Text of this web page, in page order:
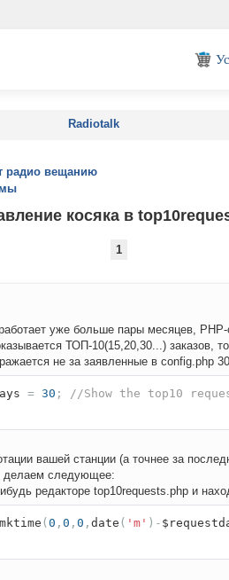
Radiotalk
радио вещанию
косяка в
1
уже больше пары месяцев,
ТОП-10(15,20,30...) заказов,
не за заявленные в config.php
= 30 ;
//Show the top10
вашей станции (а точнее за
делаем следующее:
редакторе top10requests.php и
( 0 , 0 , 0 , date ( 'm' )-